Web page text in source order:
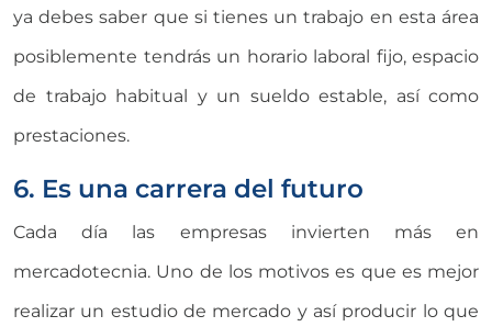
ya debes saber que si tienes un trabajo en esta área
posiblemente tendrás un horario laboral fijo, espacio
de trabajo habitual y un sueldo estable, así como
prestaciones.
6. Es una carrera del futuro
Cada día las empresas invierten más en
mercadotecnia. Uno de los motivos es que es mejor
realizar un estudio de mercado y así producir lo que